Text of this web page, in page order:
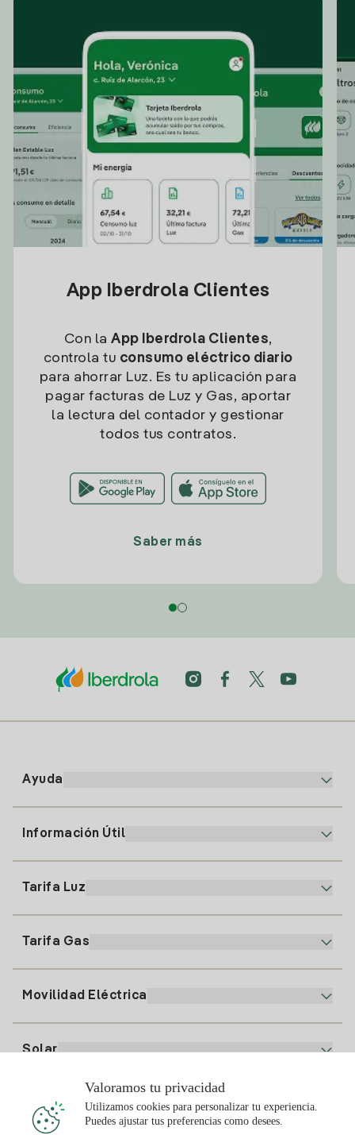
App Iberdrola Clientes
Con la App Iberdrola Clientes,
controla tu consumo eléctrico diario
para ahorrar Luz. Es tu aplicación para
pagar facturas de Luz y Gas, aportar
la lectura del contador y gestionar
todos tus contratos.
Saber más
Ayuda
91 919 52 73
clientes@tuiberdrola.es
Información Útil
Alta Gas
Tarifa Luz
Precio de la luz hoy
Tarifa Gas
Movilidad Eléctrica
Solar
Plan Solar
Te interesa
Valoramos tu privacidad
Utilizamos cookies para personalizar tu experiencia.
Puedes ajustar tus preferencias como desees.